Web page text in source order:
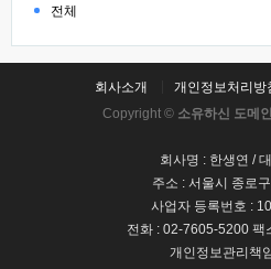
전체
회사소개 개인정보처리방
Copyright © 소유하신 도메
회사명 : 한생연 /
주소 : 서울시 종로
사업자 등록번호 :
전화 : 02-7605-5200 팩
개인정보관리책